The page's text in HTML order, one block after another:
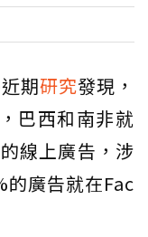
期研究發現，
巴西和南非就
線上廣告，涉
廣告就在Fac